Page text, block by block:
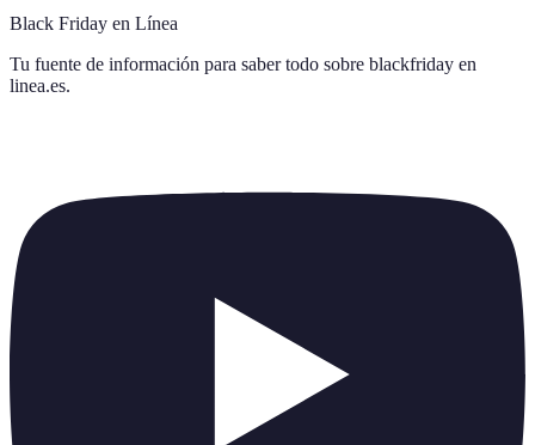
Black Friday en Línea
Tu fuente de información para saber todo sobre blackfriday en
linea.es.